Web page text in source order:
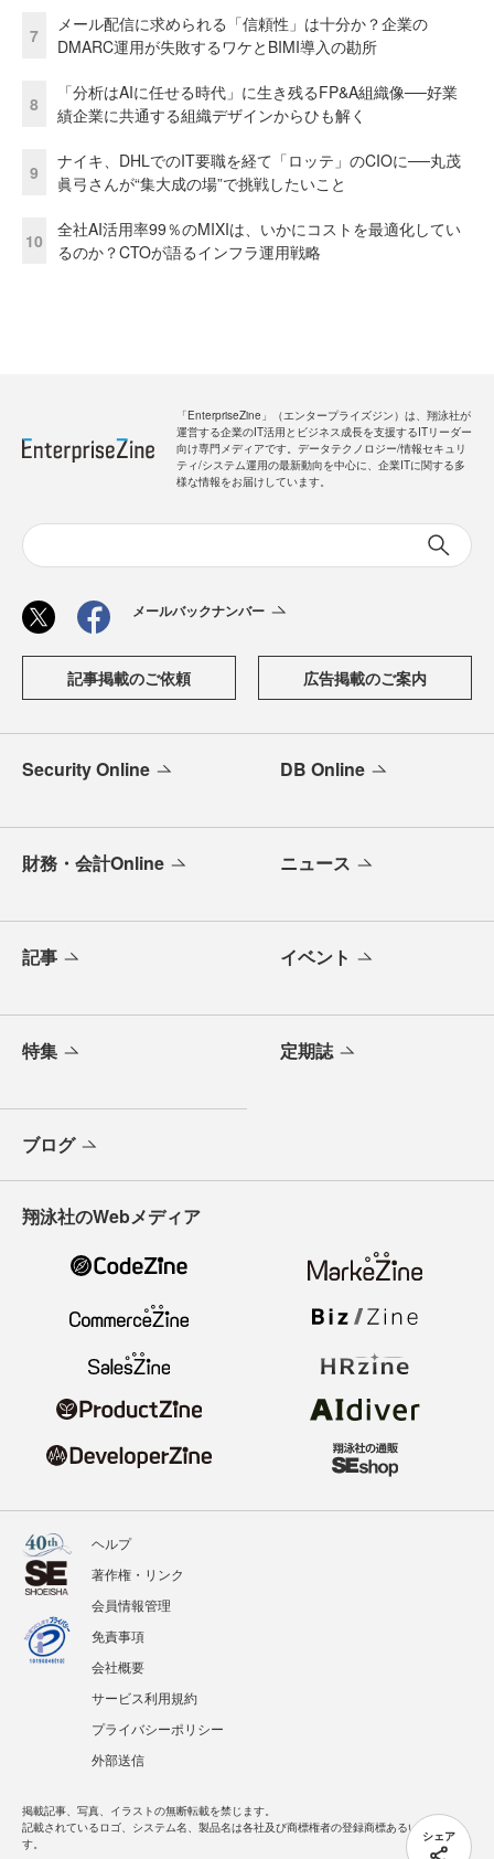
シェア
7
メール配信に求められる「信頼性」は十分か？企業の
DMARC運用が失敗するワケとBIMI導入の勘所
8
「分析はAIに任せる時代」に生き残るFP&A組織像──好業
績企業に共通する組織デザインからひも解く
9
ナイキ、DHLでのIT要職を経て「ロッテ」のCIOに──丸茂
眞弓さんが“集大成の場”で挑戦したいこと
10
全社AI活用率99％のMIXIは、いかにコストを最適化してい
るのか？CTOが語るインフラ運用戦略
「EnterpriseZine」（エンタープライズジン）は、翔泳社が
運営する企業のIT活用とビジネス成長を支援するITリーダー
向け専門メディアです。データテクノロジー/情報セキュリ
ティ/システム運用の最新動向を中心に、企業ITに関する多
様な情報をお届けしています。
メールバックナンバー
記事掲載のご依頼 広告掲載のご案内
Security Online DB Online
財務・会計Online ニュース
記事 イベント
特集 定期誌
ブログ
翔泳社のWebメディア
ヘルプ
著作権・リンク
会員情報管理
免責事項
会社概要
サービス利用規約
プライバシーポリシー
外部送信
掲載記事、写真、イラストの無断転載を禁じます。
記載されているロゴ、システム名、製品名は各社及び商標権者の登録商標あるいは商標で
す。